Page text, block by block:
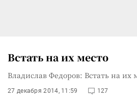
Встать на их место
Владислав Федоров: Встать на их
27 декабря 2014, 11:59 127